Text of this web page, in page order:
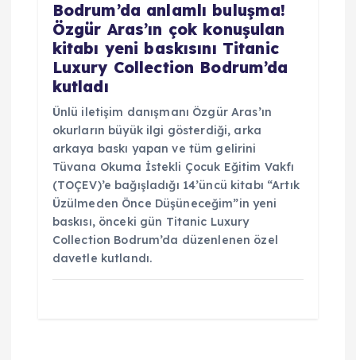
Bodrum’da anlamlı buluşma!
Özgür Aras’ın çok konuşulan
kitabı yeni baskısını Titanic
Luxury Collection Bodrum’da
kutladı
Ünlü iletişim danışmanı Özgür Aras’ın
okurların büyük ilgi gösterdiği, arka
arkaya baskı yapan ve tüm gelirini
Tüvana Okuma İstekli Çocuk Eğitim Vakfı
(TOÇEV)’e bağışladığı 14’üncü kitabı “Artık
Üzülmeden Önce Düşüneceğim”in yeni
baskısı, önceki gün Titanic Luxury
Collection Bodrum’da düzenlenen özel
davetle kutlandı.